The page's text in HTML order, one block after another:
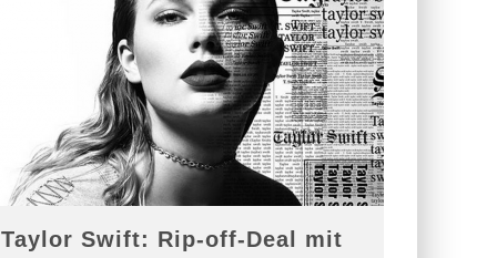
Taylor Swift: Rip-off-Deal mit